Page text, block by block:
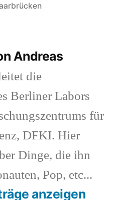
Andreas
die
Berliner Labors
für
DFKI. Hier
Dinge, die ihn
Pop, etc...
anzeigen